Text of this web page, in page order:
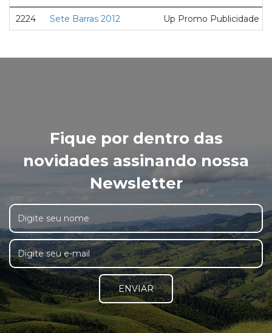
2224 Sete Barras 2012 Up Promo Publicidade e
Fique por dentro das
novidades assinando nossa
Newsletter
ENVIAR